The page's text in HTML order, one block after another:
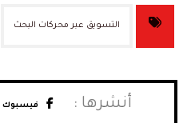
التسويق عبر محركات البحث
فيسبوك